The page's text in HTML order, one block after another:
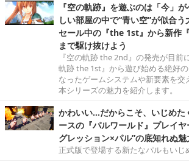
『空の軌跡』を遊ぶのは「今」
しい部屋の中で“青い空”が似合
セール中の『the 1st』から新作
まで駆け抜けよう
『空の軌跡 the 2nd』の発売が目前
軌跡 the 1st』から遊び始める絶好
なったゲームシステムや新要素を
本シリーズの魅力を紹介します。
かわいい…だからこそ、いじめた
ースの『パルワールド』プレイ
グレッション×パル”の底知れぬ
正式版で登場する新たなパルもいじ